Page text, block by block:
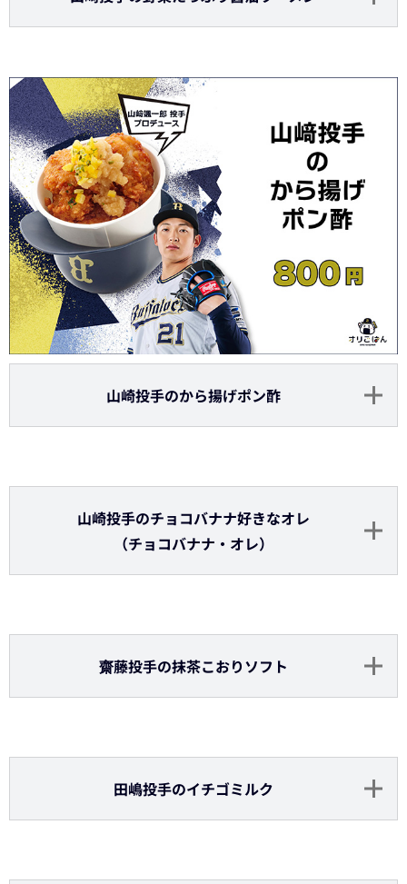
山崎投手のから揚げポン酢
山崎投手のチョコバナナ好きなオレ
（チョコバナナ・オレ）